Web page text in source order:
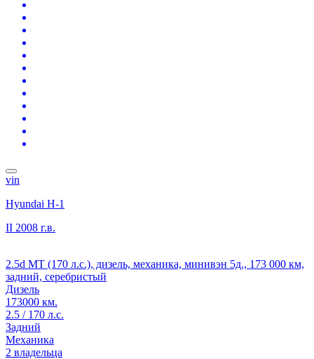
vin
Hyundai H-1
II 2008 г.в.
2.5d MT (170 л.с.), дизель, механика, минивэн 5д., 173 000 км,
задний, серебристый
Дизель
173000 км.
2.5 / 170 л.с.
Задний
Механика
2 владельца